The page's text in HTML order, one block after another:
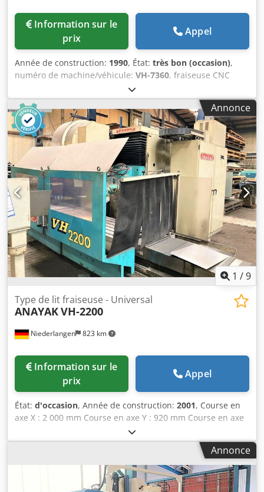
prix
Appel
Année de construction: 1990, État: très bon (occasion),
numéro de machine/véhicule: VH-7360, fraiseuse CNC
d’occasion en bon état, avec commande Heidenhain, tête
HURON, système de serrage hydraulique des outils,
installation de refroidissement, lubrification centralisée,
éclairage, écran TFT neuf. Course X/Y/Z : 1600/800/650 mm
Interface de broche : SK 50 Credpfx Aedzy Uysdtjf Vitesse
de broche : 60-1800 tr/min Avance de travail : 10-3000
mm/min Avance rapide : 10 m/min Surface de fixation de
la table : 1800 x 610 mm Poids de la machine : 9500 kg
Capacité de charge de la table : 3000 kg
Annonce
1 /9
Niederlangen 823 km
Type de lit fraiseuse - Universal
ANAYAKVH-2200
prix
Appel
État: d'occasion, Année de construction: 2001, Course en
axe X : 2 000 mm Course en axe Y : 920 mm Course en axe
Z : 900 mm Surface de fixation de la table : 2 200 x 750 mm
Charge admissible de la table : 3 t Nombre de rainures
en T : 6 Largeur des rainures en T : 18 mm Espacement
des rainures en T : 120 mm Interface de broche : ISO 50
DIN 69871-B Csdpfx Adeg E Utxoterf Vitesse de rotation de
Annonce